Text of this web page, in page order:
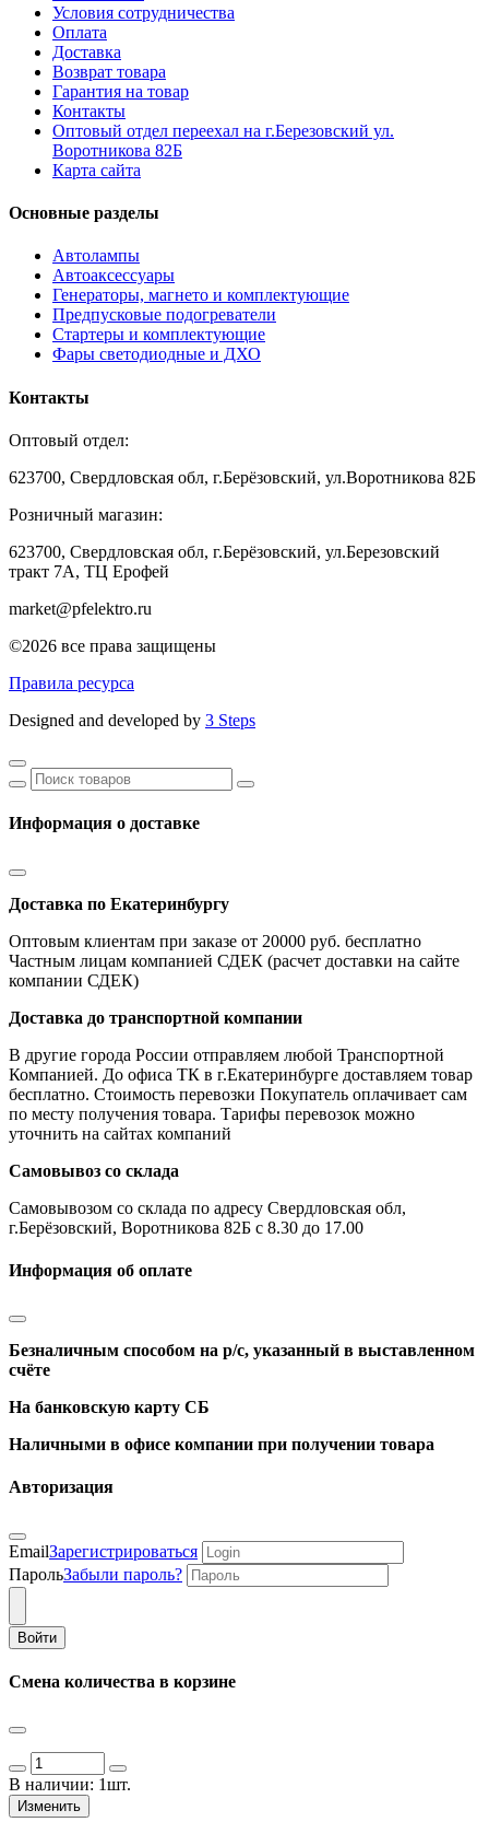
Условия сотрудничества
Оплата
Доставка
Возврат товара
Гарантия на товар
Контакты
Оптовый отдел переехал на г.Березовский ул.
Воротникова 82Б
Карта сайта
Основные разделы
Автолампы
Автоаксессуары
Генераторы, магнето и комплектующие
Предпусковые подогреватели
Стартеры и комплектующие
Фары светодиодные и ДХО
Контакты
Оптовый отдел:
623700, Свердловская обл, г.Берёзовский, ул.Воротникова 82Б
Розничный магазин:
623700, Свердловская обл, г.Берёзовский, ул.Березовский
тракт 7А, ТЦ Ерофей
market@pfelektro.ru
©2026 все права защищены
Правила ресурса
Designed and developed by 3 Steps
Информация о доставке
Доставка по Екатеринбургу
Оптовым клиентам при заказе от 20000 руб. бесплатно
Частным лицам компанией СДЕК (расчет доставки на сайте
компании СДЕК)
Доставка до транспортной компании
В другие города России отправляем любой Транспортной
Компанией. До офиса ТК в г.Екатеринбурге доставляем товар
бесплатно. Стоимость перевозки Покупатель оплачивает сам
по месту получения товара. Тарифы перевозок можно
уточнить на сайтах компаний
Самовывоз со склада
Самовывозом со склада по адресу Свердловская обл,
г.Берёзовский, Воротникова 82Б с 8.30 до 17.00
Информация об оплате
Безналичным способом на р/с, указанный в выставленном
счёте
На банковскую карту СБ
Наличными в офисе компании при получении товара
Авторизация
EmailЗарегистрироваться
ПарольЗабыли пароль?
Войти
Смена количества в корзине
В наличии: 1шт.
Изменить